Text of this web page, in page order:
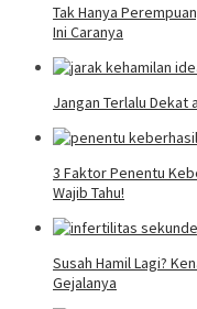
Tak Hanya
Ini Caranya
Jangan Terlalu Dekat
3 Faktor Penentu
Wajib Tahu!
Susah Hamil Lagi?
Gejalanya